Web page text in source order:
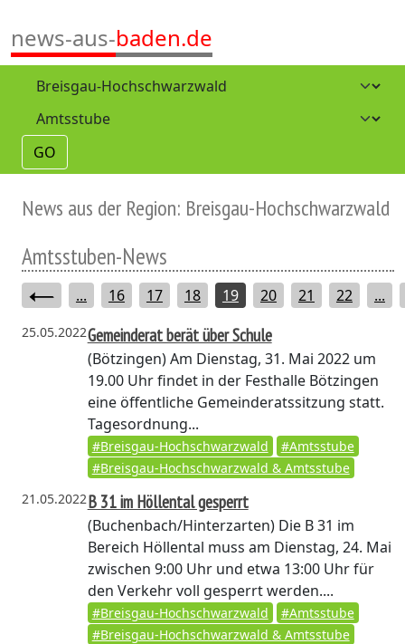
news-aus-baden.de
GO
News aus der Region: Breisgau-Hochschwarzwald
Amtsstuben-News
... 16 17 18 19 20 21 22 ...
25.05.2022Gemeinderat berät über Schule
(Bötzingen)Am Dienstag, 31. Mai 2022 um
19.00 Uhr findet in der Festhalle Bötzingen
eine öffentliche Gemeinderatssitzung statt.
Tagesordnung...
#Breisgau-Hochschwarzwald
#Amtsstube
#Breisgau-Hochschwarzwald & Amtsstube
21.05.2022B 31 im Höllental gesperrt
(Buchenbach/Hinterzarten)Die B 31 im
Bereich Höllental muss am Dienstag, 24. Mai
zwischen 9:00 Uhr und etwa 13:00 Uhr für
den Verkehr voll gesperrt werden....
#Breisgau-Hochschwarzwald
#Amtsstube
#Breisgau-Hochschwarzwald & Amtsstube